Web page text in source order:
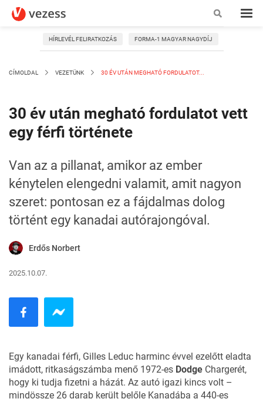
HÍRLEVÉL FELIRATKOZÁS FORMA-1 MAGYAR NAGYDÍJ
CÍMOLDAL VEZETÜNK 30 ÉV UTÁN MEGHATÓ FORDULATOT...
30 év után megható fordulatot vett
egy férfi története
Van az a pillanat, amikor az ember
kénytelen elengedni valamit, amit nagyon
szeret: pontosan ez a fájdalmas dolog
történt egy kanadai autórajongóval.
Erdős Norbert
2025.10.07.
Egy kanadai férfi, Gilles Leduc harminc évvel ezelőtt eladta
imádott, ritkaságszámba menő 1972-es Dodge Chargerét,
hogy ki tudja fizetni a házát. Az autó igazi kincs volt –
mindössze 26 darab került belőle Kanadába a 440-es